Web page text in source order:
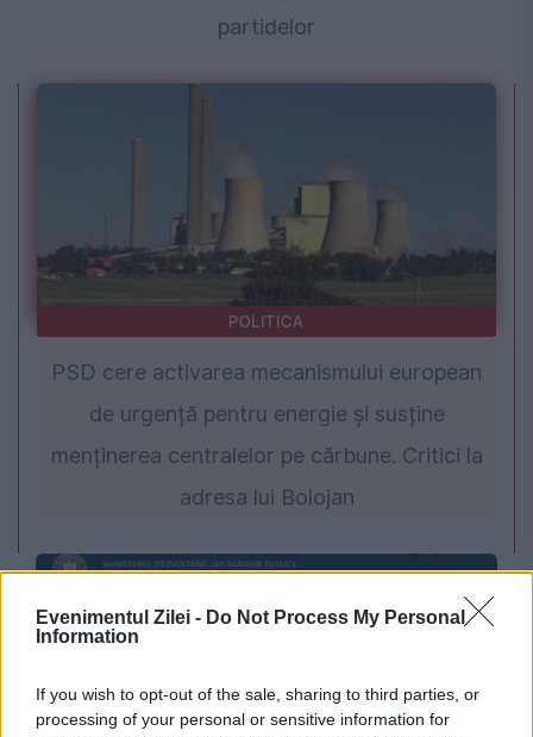
Evenimentul Zilei - Do Not Process My Personal
Information
If you wish to opt-out of the sale, sharing to third parties, or
processing of your personal or sensitive information for
partidelor
POLITICA
PSD cere activarea mecanismului european
de urgență pentru energie și susține
menținerea centralelor pe cărbune. Critici la
adresa lui Bolojan